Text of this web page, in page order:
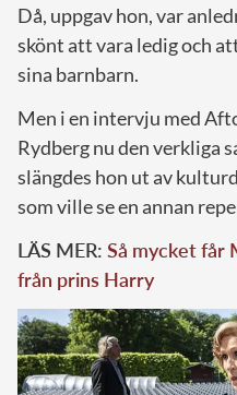
Då, uppgav hon, var
skönt att vara ledig och
sina barnbarn.
Men i en intervju med
Rydberg nu den verkliga
slängdes hon ut av
som ville se en annan
LÄS MER: Så mycket får
från prins Harry